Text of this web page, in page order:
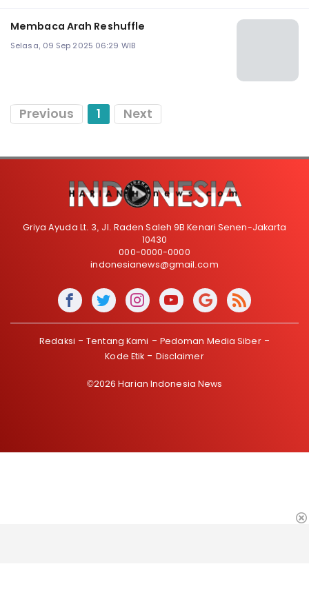
Membaca Arah Reshuffle
Selasa, 09 Sep 2025 06:29 WIB
Previous 1 Next
Griya Ayuda Lt. 3, Jl. Raden Saleh 9B Kenari Senen-Jakarta
10430
000-0000-0000
indonesianews@gmail.com
Redaksi Tentang Kami
Pedoman Media Siber
Kode Etik
Disclaimer
©2026 Harian Indonesia News